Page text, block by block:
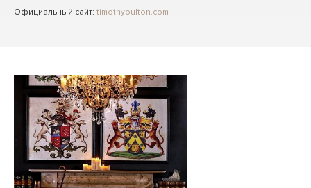
Официальный сайт: timothyoulton.com